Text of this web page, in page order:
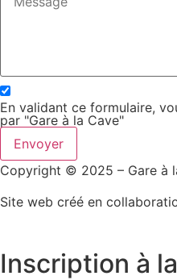
En validant ce formulaire,
par "Gare à la Cave"
Envoyer
Copyright © 2025 – Gare à
Site web créé en
Inscription à